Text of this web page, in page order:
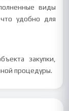
виды
удобно для
закупки,
процедуры.